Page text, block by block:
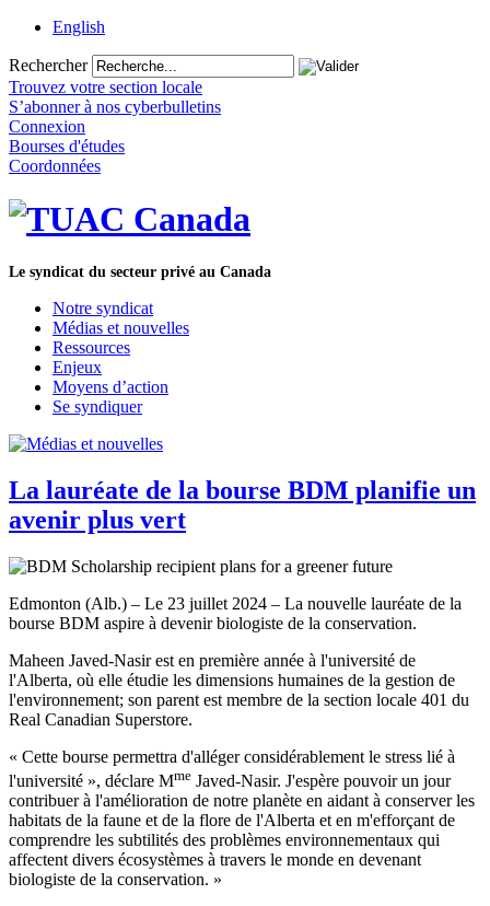
English
Rechercher
Trouvez votre section locale
S’abonner à nos cyberbulletins
Connexion
Bourses d'études
Coordonnées
Le syndicat du secteur privé au Canada
Notre syndicat
Médias et nouvelles
Ressources
Enjeux
Moyens d’action
Se syndiquer
La lauréate de la bourse BDM planifie un
avenir plus vert
Edmonton (Alb.) – Le 23 juillet 2024 – La nouvelle lauréate de la
bourse BDM aspire à devenir biologiste de la conservation.
Maheen Javed-Nasir est en première année à l'université de
l'Alberta, où elle étudie les dimensions humaines de la gestion de
l'environnement; son parent est membre de la section locale 401 du
Real Canadian Superstore.
« Cette bourse permettra d'alléger considérablement le stress lié à
l'université », déclare Mme Javed-Nasir. J'espère pouvoir un jour
contribuer à l'amélioration de notre planète en aidant à conserver les
habitats de la faune et de la flore de l'Alberta et en m'efforçant de
comprendre les subtilités des problèmes environnementaux qui
affectent divers écosystèmes à travers le monde en devenant
biologiste de la conservation. »